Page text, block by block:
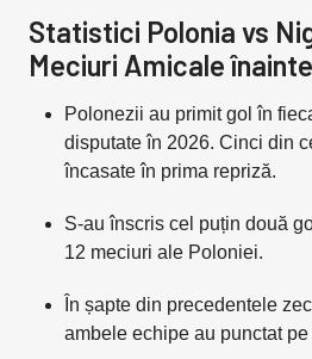
Statistici Polonia vs
Meciuri Amicale
Polonezii au primit gol în
disputate în 2026. Cinci din
încasate în prima repriză.
S-au înscris cel puțin două
12 meciuri ale Poloniei.
În șapte din precedentele
ambele echipe au punctat pe